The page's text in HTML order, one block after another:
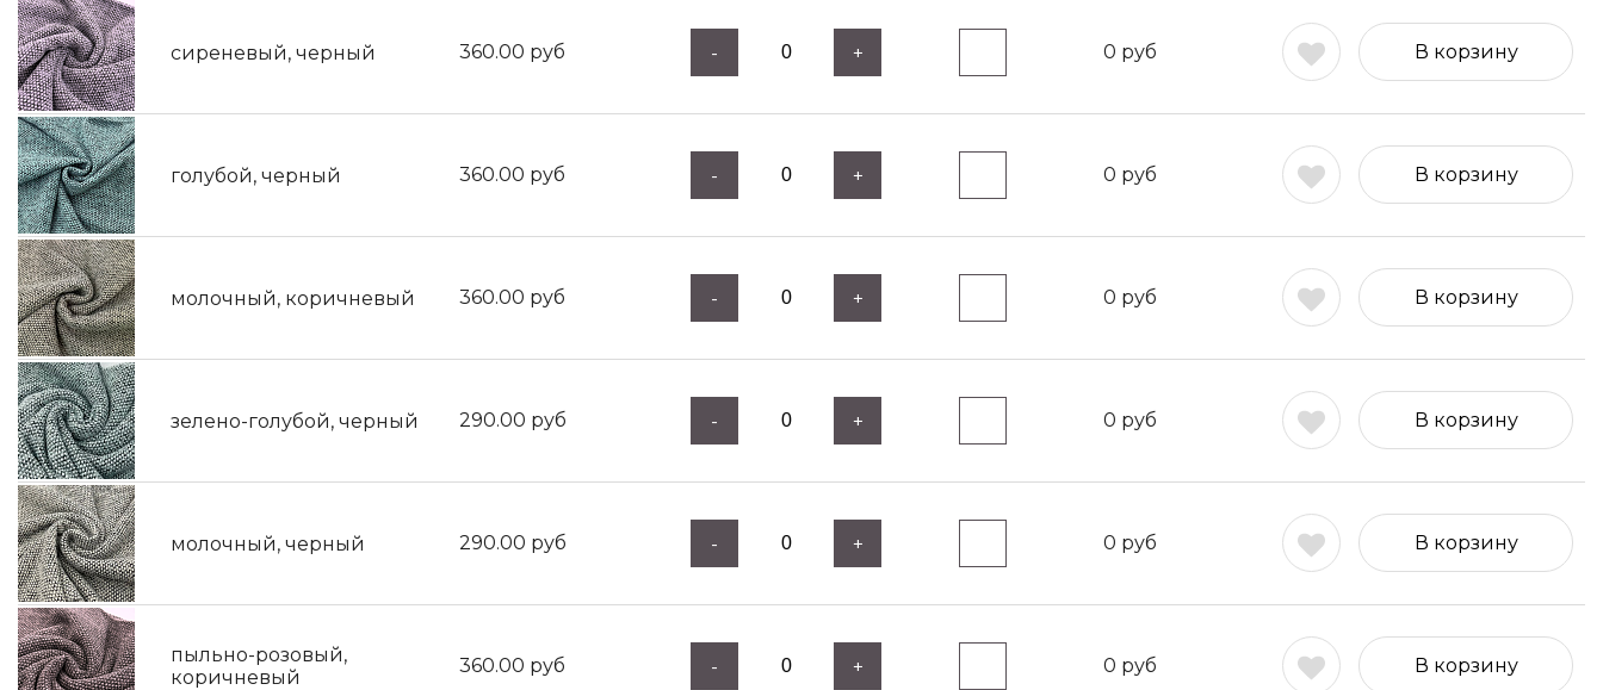
сиреневый, черный 360.00 руб - + 0 руб В корзину
голубой, черный 360.00 руб - + 0 руб В корзину
молочный, коричневый 360.00 руб - + 0 руб В корзину
зелено-голубой, черный 290.00 руб - + 0 руб В корзину
молочный, черный 290.00 руб - + 0 руб В корзину
пыльно-розовый,
коричневый
360.00 руб - + 0 руб В корзину